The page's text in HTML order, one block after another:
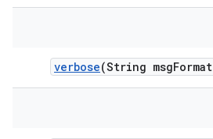
verbose(String msgFormat